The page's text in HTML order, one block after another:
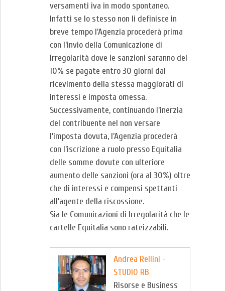
versamenti iva in modo spontaneo.
Infatti se lo stesso non li definisce in
breve tempo l’Agenzia procederà prima
con l’invio della Comunicazione di
Irregolarità dove le sanzioni saranno del
10% se pagate entro 30 giorni dal
ricevimento della stessa maggiorati di
interessi e imposta omessa.
Successivamente, continuando l’inerzia
del contribuente nel non versare
l’imposta dovuta, l’Agenzia procederà
con l’iscrizione a ruolo presso Equitalia
delle somme dovute con ulteriore
aumento delle sanzioni (ora al 30%) oltre
che di interessi e compensi spettanti
all’agente della riscossione.
Sia le Comunicazioni di Irregolarità che le
cartelle Equitalia sono rateizzabili.
Andrea Rellini -
STUDIO RB
Risorse e Business